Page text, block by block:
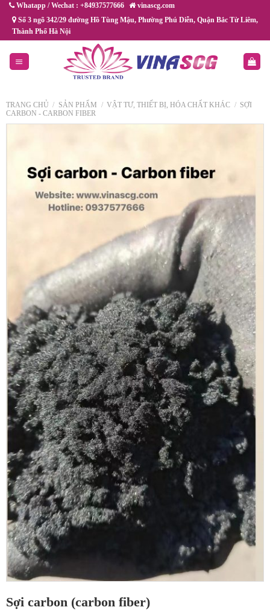
ChuyểnWhatapp / Wechat : +84937577666
vinascg.com
Số 3 ngõ 342/29 đường Hồ Tùng Mậu, Phường Phú Diễn, Quận Bắc Từ Liêm,
Thành Phố Hà Nội
TRANG CHỦ / SẢN PHẨM / VẬT TƯ, THIẾT BỊ, HÓA CHẤT KHÁC / SỢI
CARBON - CARBON FIBER
Sợi carbon (carbon fiber)